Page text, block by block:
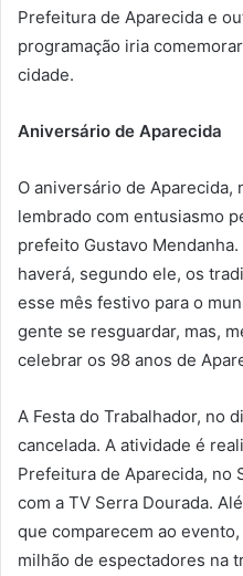
Prefeitura de Aparecida e
programação iria
cidade.
Aniversário de Aparecida
O aniversário de Aparecida,
lembrado com entusiasmo
prefeito Gustavo
haverá, segundo ele, os
esse mês festivo para o
gente se resguardar, mas,
celebrar os 98 anos de
A Festa do Trabalhador, no
cancelada. A atividade é
Prefeitura de Aparecida, no
com a TV Serra Dourada.
que comparecem ao
milhão de espectadores na